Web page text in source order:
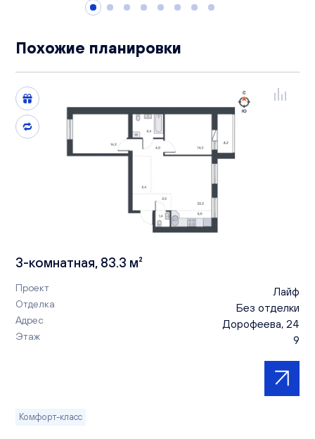
Похожие планировки
3-комнатная, 83.3 м²
Проект Лайф
Отделка Без отделки
Адрес Дорофеева, 24
Этаж 9
Комфорт-класс